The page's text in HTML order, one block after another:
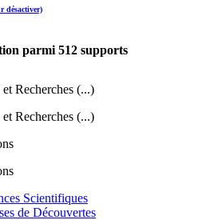
désactiver)
parmi 512 supports
Recherches (...)
Recherches (...)
Scientifiques
de Découvertes